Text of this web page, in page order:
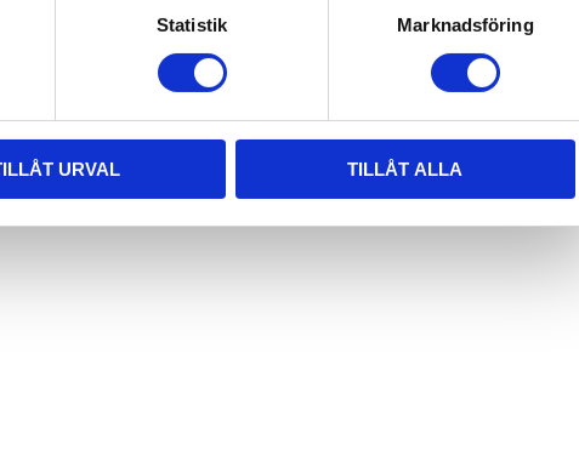
Statistik Marknadsföring
URVAL TILLÅT ALLA